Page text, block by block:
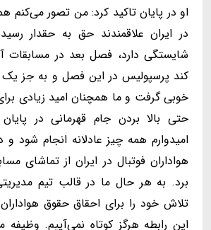
او در پایان تاکید کرد: من تصور می‌کنم
در ایران علاقمندند حق به حقدار
شایستگی دارد، فصل بعد در مسابقات
کند پرسپولیس در این فصل و به جز یک
خوبی گرفت و ما همچنان امید زیادی
حتی بالا بردن جام قهرمانی در
امیدوارم همه چیز عادلانه انجام شود
هواداران فوتبال در ایران از تماشای
برد. به هر حال ما در قالب تیم
تلاش خود را برای احقاق حقوق
این رابطه هرگز کوتاه نمی‌آییم.